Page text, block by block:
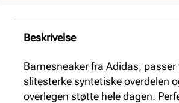
Beskrivelse
Barnesneaker fra Adidas,
slitesterke syntetiske overdelen
overlegen støtte hele dagen.